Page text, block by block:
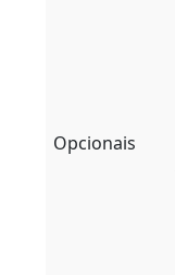
Opcionais